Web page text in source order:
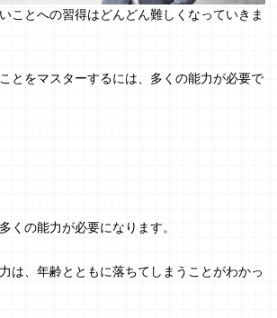
ことへの習得はどんどん難しくなっていきま
とをマスターするには、多くの能力が必要で
くの能力が必要になります。
は、年齢とともに落ちてしまうことがわかっ